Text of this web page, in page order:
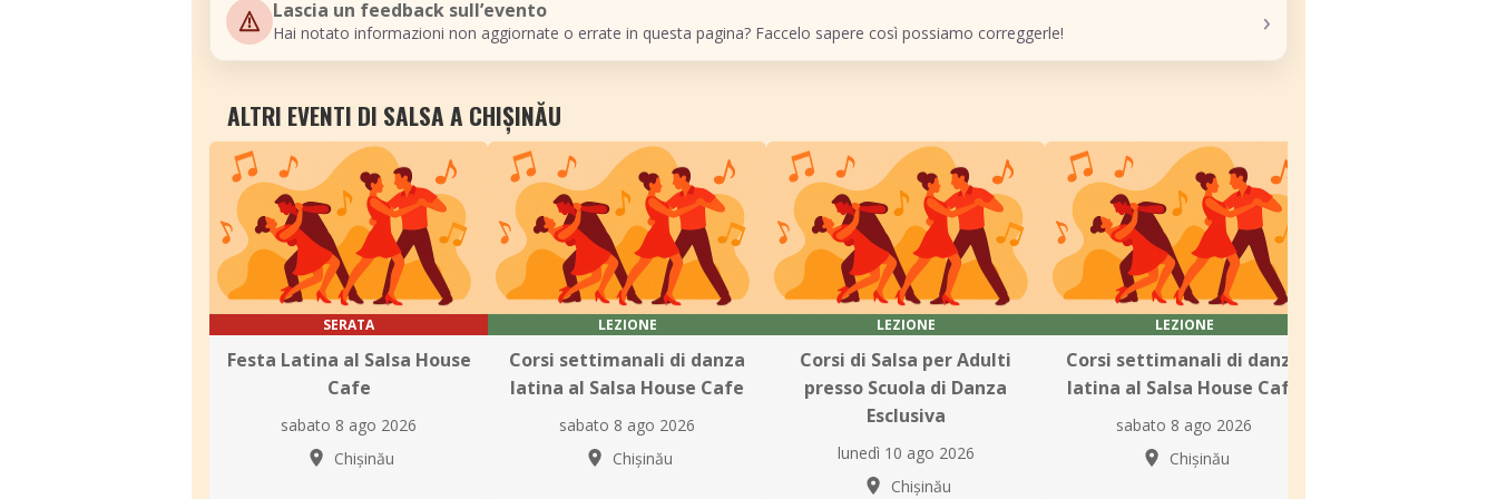
Lascia un feedback sull’evento
Hai notato informazioni non aggiornate o errate in questa pagina? Faccelo sapere così possiamo correggerle! ›
ALTRI EVENTI DI SALSA A CHIȘINĂU
SERATA
Festa Latina al Salsa House
Cafe
sabato 8 ago 2026
Chișinău
LEZIONE
Corsi settimanali di danza
latina al Salsa House Cafe
sabato 8 ago 2026
Chișinău
LEZIONE
Corsi di Salsa per Adulti
presso Scuola di Danza
Esclusiva
lunedì 10 ago 2026
Chișinău
LEZIONE
Corsi settimanali di danza
latina al Salsa House Cafe
sabato 8 ago 2026
Chișinău